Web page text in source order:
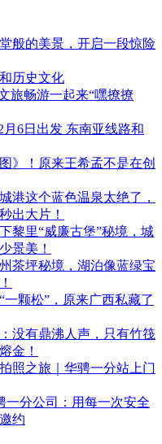
般的美景，开启一段惊险
历史文化
旅畅游一起来“嘿撩撩
月6日出发 东南亚线路和
》！原来王希孟不是在创
港这个蓝色温泉太绝了，
出大片！
黎里“威廉古堡”秘境，城
景美！
茶坪秘境，湖泊像蓝绿宝
颗松”，原来广西私藏了
没有鼎沸人声，只有竹筏
金！
照之旅｜华骋一分站上门
一分公司：用每一次安全
约